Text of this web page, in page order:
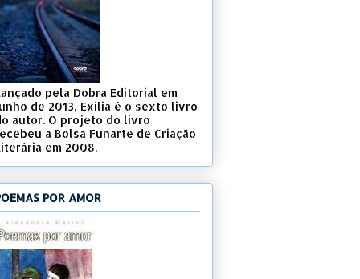
pela Dobra Editorial em
de 2013, Exília é o sexto livro
autor. O projeto do livro
a Bolsa Funarte de Criação
em 2008.
POR AMOR